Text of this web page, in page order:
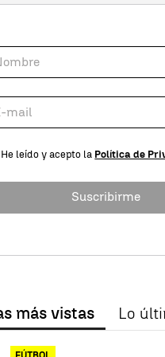
He leído y acepto la Política de
Suscribirme
más vistas Lo